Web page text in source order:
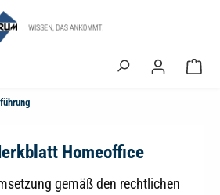
Homeoffice
gemäß den rechtlichen